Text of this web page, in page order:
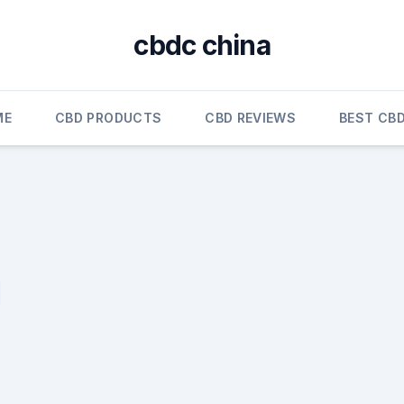
cbdc china
CBD PRODUCTS CBD REVIEWS BEST